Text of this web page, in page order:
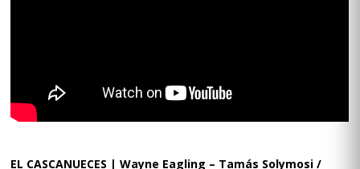
EL CASCANUECES | Wayne Eagling – Tamás Solymosi /